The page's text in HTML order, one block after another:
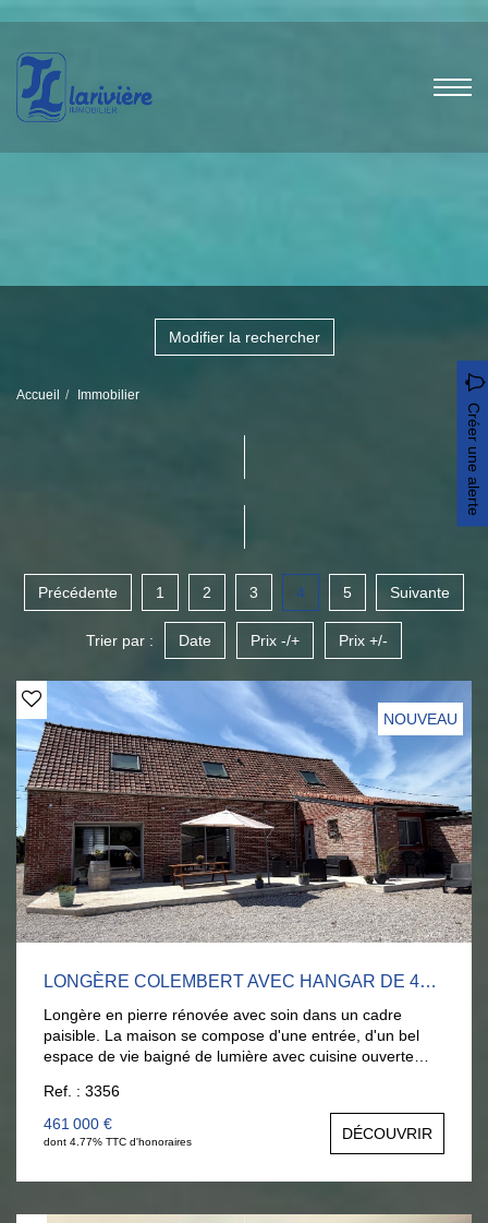
Modifier la rechercher
Accueil Immobilier
Créer une alerte
Précédente 1 2 3 4 5 Suivante
Trier par : Date Prix -/+ Prix +/-
NOUVEAU
LONGÈRE COLEMBERT AVEC HANGAR DE 400M²
Longère en pierre rénovée avec soin dans un cadre
paisible. La maison se compose d'une entrée, d'un bel
espace de vie baigné de lumière avec cuisine ouverte
(baignoire et douche), d'un WC séparé et d'une
buanderie. À l'étage, un palier dessert un WC
supplémentaire et trois chambres, dont une douche. A
l'extérieur, un hangar de 400m², deux garages et 4
dépendances. La propriété possède un terrain de 1,4
Ref. : 3356
461 000 €
dont 4.77% TTC d'honoraires DÉCOUVRIR